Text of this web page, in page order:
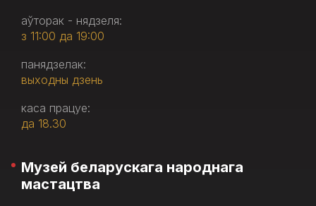
аўторак - нядзеля:
з 11:00 да 19:00
панядзелак:
выходны дзень
каса працуе:
да 18.30
Музей беларускага народнага
мастацтва